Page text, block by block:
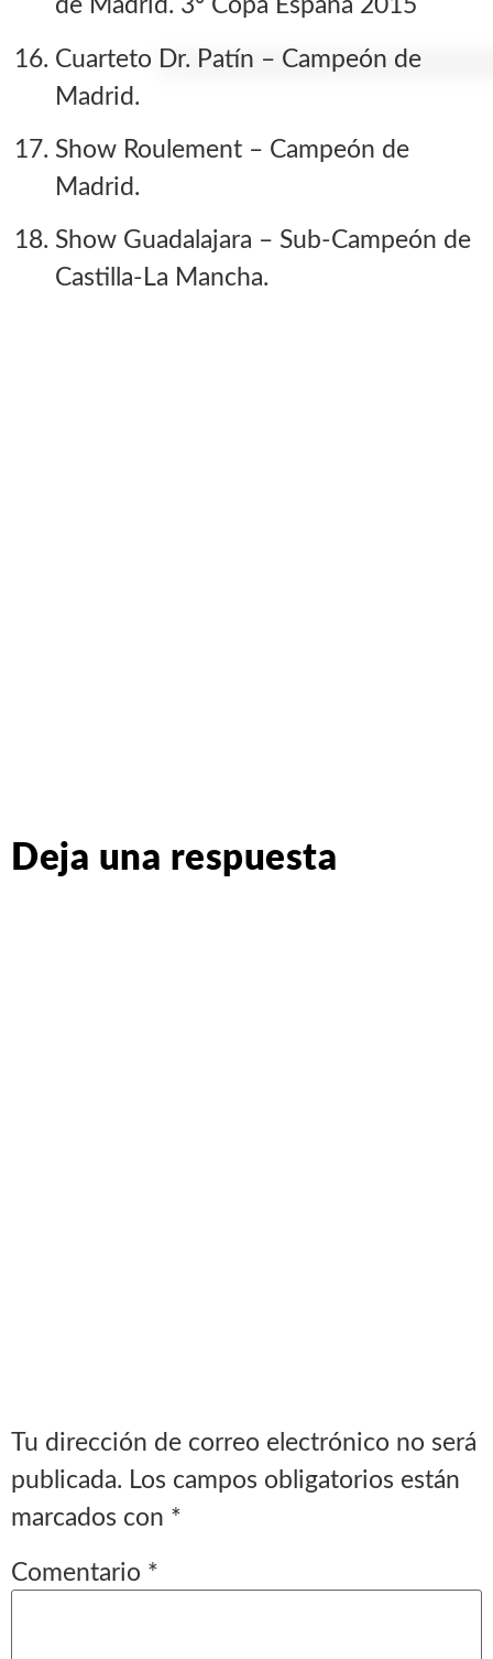
de Madrid. 3º Copa España 2015
Cuarteto Dr. Patín – Campeón de
Madrid.
Show Roulement – Campeón de
Madrid.
Show Guadalajara – Sub-Campeón de
Castilla-La Mancha.
Deja una respuesta
Tu dirección de correo electrónico no será
publicada. Los campos obligatorios están
marcados con *
Comentario *